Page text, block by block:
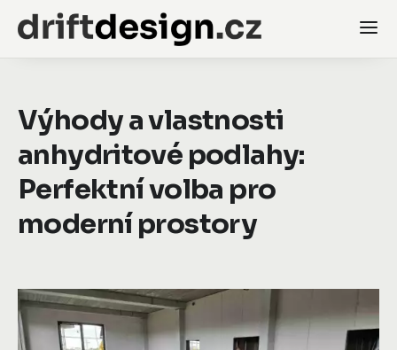
Výhody a vlastnosti
anhydritové podlahy:
Perfektní volba pro
moderní prostory